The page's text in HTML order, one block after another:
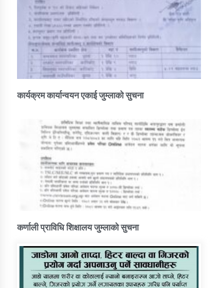
कार्यक्रम कार्यान्वयन एकाई जुम्लाको सुचना
कर्णाली प्राविधि शिक्षालय जुम्लाको सुचना